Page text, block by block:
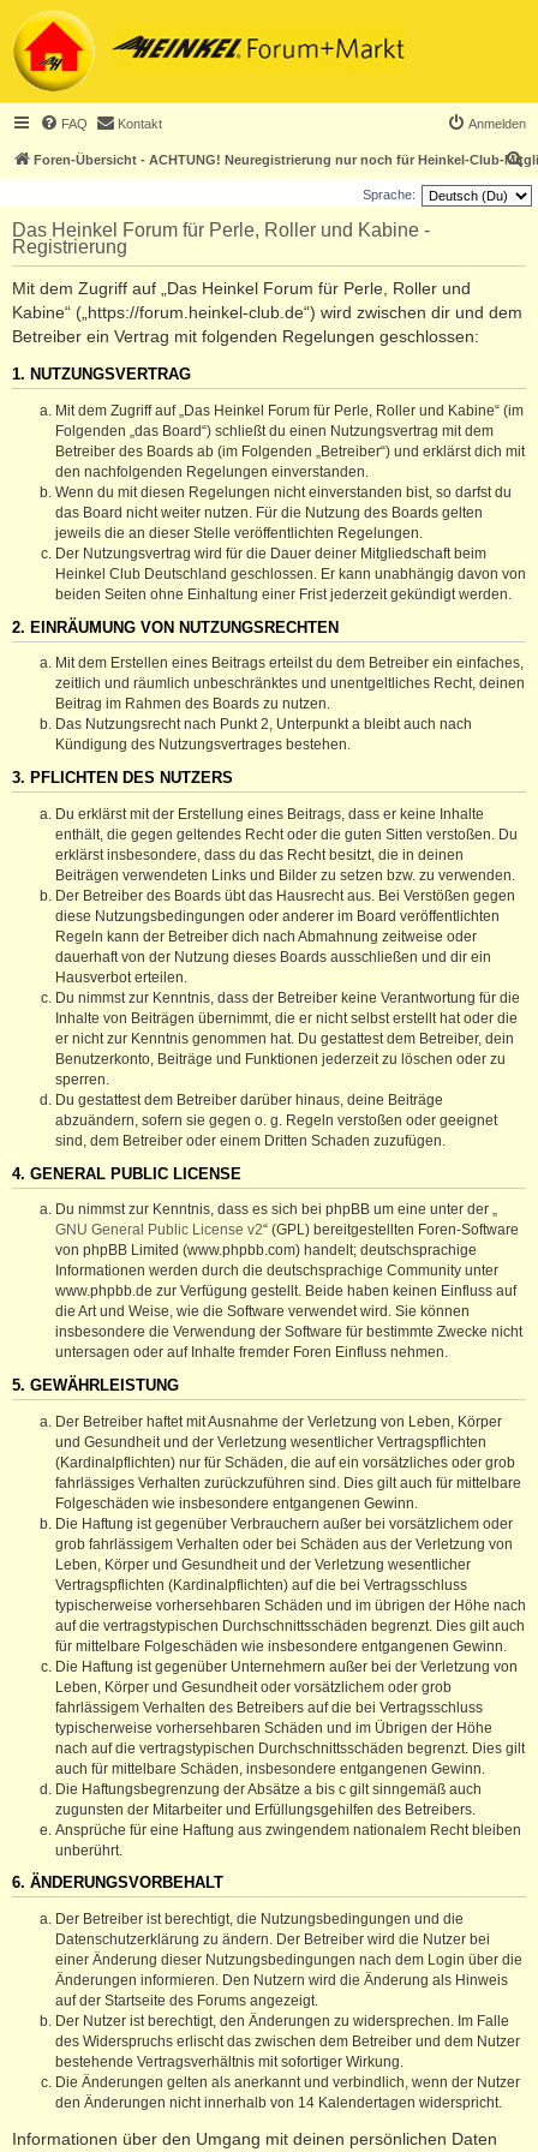
FAQ Kontakt Anmelden
Foren-Übersicht - ACHTUNG! Neuregistrierung nur noch für Heinkel-Club-
S
u
Sprache:
Das Heinkel Forum für Perle, Roller und Kabine -
Registrierung
Mit dem Zugriff auf „Das Heinkel Forum für Perle, Roller und
Kabine“ („https://forum.heinkel-club.de“) wird zwischen dir und dem
Betreiber ein Vertrag mit folgenden Regelungen geschlossen:
1. NUTZUNGSVERTRAG
Mit dem Zugriff auf „Das Heinkel Forum für Perle, Roller und Kabine“ (im
Folgenden „das Board“) schließt du einen Nutzungsvertrag mit dem
Betreiber des Boards ab (im Folgenden „Betreiber“) und erklärst dich mit
den nachfolgenden Regelungen einverstanden.
Wenn du mit diesen Regelungen nicht einverstanden bist, so darfst du
das Board nicht weiter nutzen. Für die Nutzung des Boards gelten
jeweils die an dieser Stelle veröffentlichten Regelungen.
Der Nutzungsvertrag wird für die Dauer deiner Mitgliedschaft beim
Heinkel Club Deutschland geschlossen. Er kann unabhängig davon von
beiden Seiten ohne Einhaltung einer Frist jederzeit gekündigt werden.
2. EINRÄUMUNG VON NUTZUNGSRECHTEN
Mit dem Erstellen eines Beitrags erteilst du dem Betreiber ein einfaches,
zeitlich und räumlich unbeschränktes und unentgeltliches Recht, deinen
Beitrag im Rahmen des Boards zu nutzen.
Das Nutzungsrecht nach Punkt 2, Unterpunkt a bleibt auch nach
Kündigung des Nutzungsvertrages bestehen.
3. PFLICHTEN DES NUTZERS
Du erklärst mit der Erstellung eines Beitrags, dass er keine Inhalte
enthält, die gegen geltendes Recht oder die guten Sitten verstoßen. Du
erklärst insbesondere, dass du das Recht besitzt, die in deinen
Beiträgen verwendeten Links und Bilder zu setzen bzw. zu verwenden.
Der Betreiber des Boards übt das Hausrecht aus. Bei Verstößen gegen
diese Nutzungsbedingungen oder anderer im Board veröffentlichten
Regeln kann der Betreiber dich nach Abmahnung zeitweise oder
dauerhaft von der Nutzung dieses Boards ausschließen und dir ein
Hausverbot erteilen.
Du nimmst zur Kenntnis, dass der Betreiber keine Verantwortung für die
Inhalte von Beiträgen übernimmt, die er nicht selbst erstellt hat oder die
er nicht zur Kenntnis genommen hat. Du gestattest dem Betreiber, dein
Benutzerkonto, Beiträge und Funktionen jederzeit zu löschen oder zu
sperren.
Du gestattest dem Betreiber darüber hinaus, deine Beiträge
abzuändern, sofern sie gegen o. g. Regeln verstoßen oder geeignet
sind, dem Betreiber oder einem Dritten Schaden zuzufügen.
4. GENERAL PUBLIC LICENSE
Du nimmst zur Kenntnis, dass es sich bei phpBB um eine unter der „
GNU General Public License v2“ (GPL) bereitgestellten Foren-Software
von phpBB Limited (www.phpbb.com) handelt; deutschsprachige
Informationen werden durch die deutschsprachige Community unter
www.phpbb.de zur Verfügung gestellt. Beide haben keinen Einfluss auf
die Art und Weise, wie die Software verwendet wird. Sie können
insbesondere die Verwendung der Software für bestimmte Zwecke nicht
untersagen oder auf Inhalte fremder Foren Einfluss nehmen.
5. GEWÄHRLEISTUNG
Der Betreiber haftet mit Ausnahme der Verletzung von Leben, Körper
und Gesundheit und der Verletzung wesentlicher Vertragspflichten
(Kardinalpflichten) nur für Schäden, die auf ein vorsätzliches oder grob
fahrlässiges Verhalten zurückzuführen sind. Dies gilt auch für mittelbare
Folgeschäden wie insbesondere entgangenen Gewinn.
Die Haftung ist gegenüber Verbrauchern außer bei vorsätzlichem oder
grob fahrlässigem Verhalten oder bei Schäden aus der Verletzung von
Leben, Körper und Gesundheit und der Verletzung wesentlicher
Vertragspflichten (Kardinalpflichten) auf die bei Vertragsschluss
typischerweise vorhersehbaren Schäden und im übrigen der Höhe nach
auf die vertragstypischen Durchschnittsschäden begrenzt. Dies gilt auch
für mittelbare Folgeschäden wie insbesondere entgangenen Gewinn.
Die Haftung ist gegenüber Unternehmern außer bei der Verletzung von
Leben, Körper und Gesundheit oder vorsätzlichem oder grob
fahrlässigem Verhalten des Betreibers auf die bei Vertragsschluss
typischerweise vorhersehbaren Schäden und im Übrigen der Höhe
nach auf die vertragstypischen Durchschnittsschäden begrenzt. Dies gilt
auch für mittelbare Schäden, insbesondere entgangenen Gewinn.
Die Haftungsbegrenzung der Absätze a bis c gilt sinngemäß auch
zugunsten der Mitarbeiter und Erfüllungsgehilfen des Betreibers.
Ansprüche für eine Haftung aus zwingendem nationalem Recht bleiben
unberührt.
6. ÄNDERUNGSVORBEHALT
Der Betreiber ist berechtigt, die Nutzungsbedingungen und die
Datenschutzerklärung zu ändern. Der Betreiber wird die Nutzer bei
einer Änderung dieser Nutzungsbedingungen nach dem Login über die
Änderungen informieren. Den Nutzern wird die Änderung als Hinweis
auf der Startseite des Forums angezeigt.
Der Nutzer ist berechtigt, den Änderungen zu widersprechen. Im Falle
des Widerspruchs erlischt das zwischen dem Betreiber und dem Nutzer
bestehende Vertragsverhältnis mit sofortiger Wirkung.
Die Änderungen gelten als anerkannt und verbindlich, wenn der Nutzer
den Änderungen nicht innerhalb von 14 Kalendertagen widerspricht.
Informationen über den Umgang mit deinen persönlichen Daten